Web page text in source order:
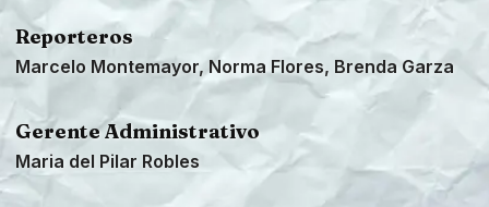
Reporteros
Marcelo Montemayor, Norma Flores, Brenda Garza
Gerente Administrativo
Maria del Pilar Robles